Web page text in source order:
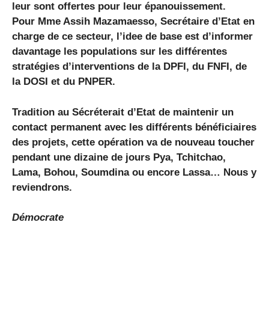
leur sont offertes pour leur épanouissement.
Pour Mme Assih Mazamaesso, Secrétaire d’Etat en
charge de ce secteur, l’idee de base est d’informer
davantage les populations sur les différentes
stratégies d’interventions de la DPFI, du FNFI, de
la DOSI et du PNPER.
Tradition au Sécréterait d’Etat de maintenir un
contact permanent avec les différents bénéficiaires
des projets, cette opération va de nouveau toucher
pendant une dizaine de jours Pya, Tchitchao,
Lama, Bohou, Soumdina ou encore Lassa… Nous y
reviendrons.
Démocrate